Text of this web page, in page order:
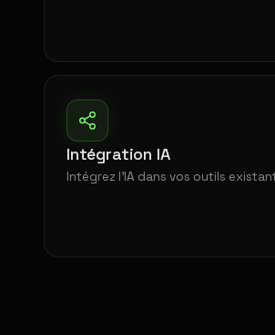
Intégration IA
Intégrez l'IA dans vos outils